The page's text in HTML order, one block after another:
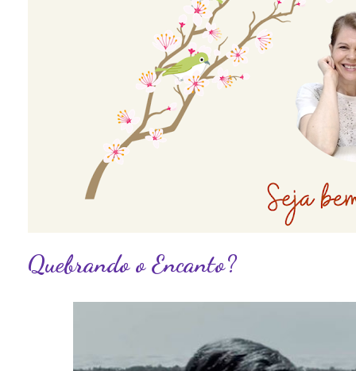
Quebrando o Encanto?